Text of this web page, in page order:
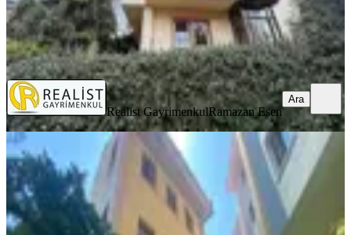
Realist GayrimenkulRamazan Esen
Ara
Realist GayrimenkulRamazan Esen
Ara
YENİ
Remax Anı 'dan Otağtepe Onur Sitesi
'nde Kiralık 4+2 Villa
Beykoz, Anadolu Hisarı Mahallesi
4+2
250 m² 06.08.2026